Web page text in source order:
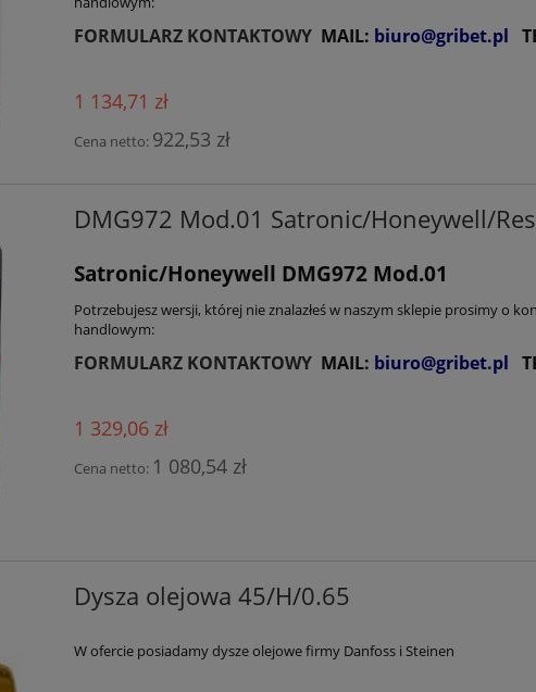
FORMULARZ KONTAKTOWY MAIL: biuro@gribet.pl
1 134,71 zł
Cena netto: 922,53 zł
DMG972 Mod.01 Satronic/Honeywell/
Satronic/Honeywell DMG972 Mod.01
Potrzebujesz wersji, której nie znalazłeś w naszym sklepie prosimy o
handlowym:
FORMULARZ KONTAKTOWY MAIL: biuro@gribet.pl
1 329,06 zł
Cena netto: 1 080,54 zł
Dysza olejowa 45/H/0.65
W ofercie posiadamy dysze olejowe firmy Danfoss i Steinen